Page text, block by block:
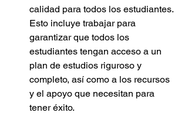
calidad para todos los estudiantes.
Esto incluye trabajar para
garantizar que todos los
estudiantes tengan acceso a un
plan de estudios riguroso y
completo, así como a los recursos
y el apoyo que necesitan para
tener éxito.